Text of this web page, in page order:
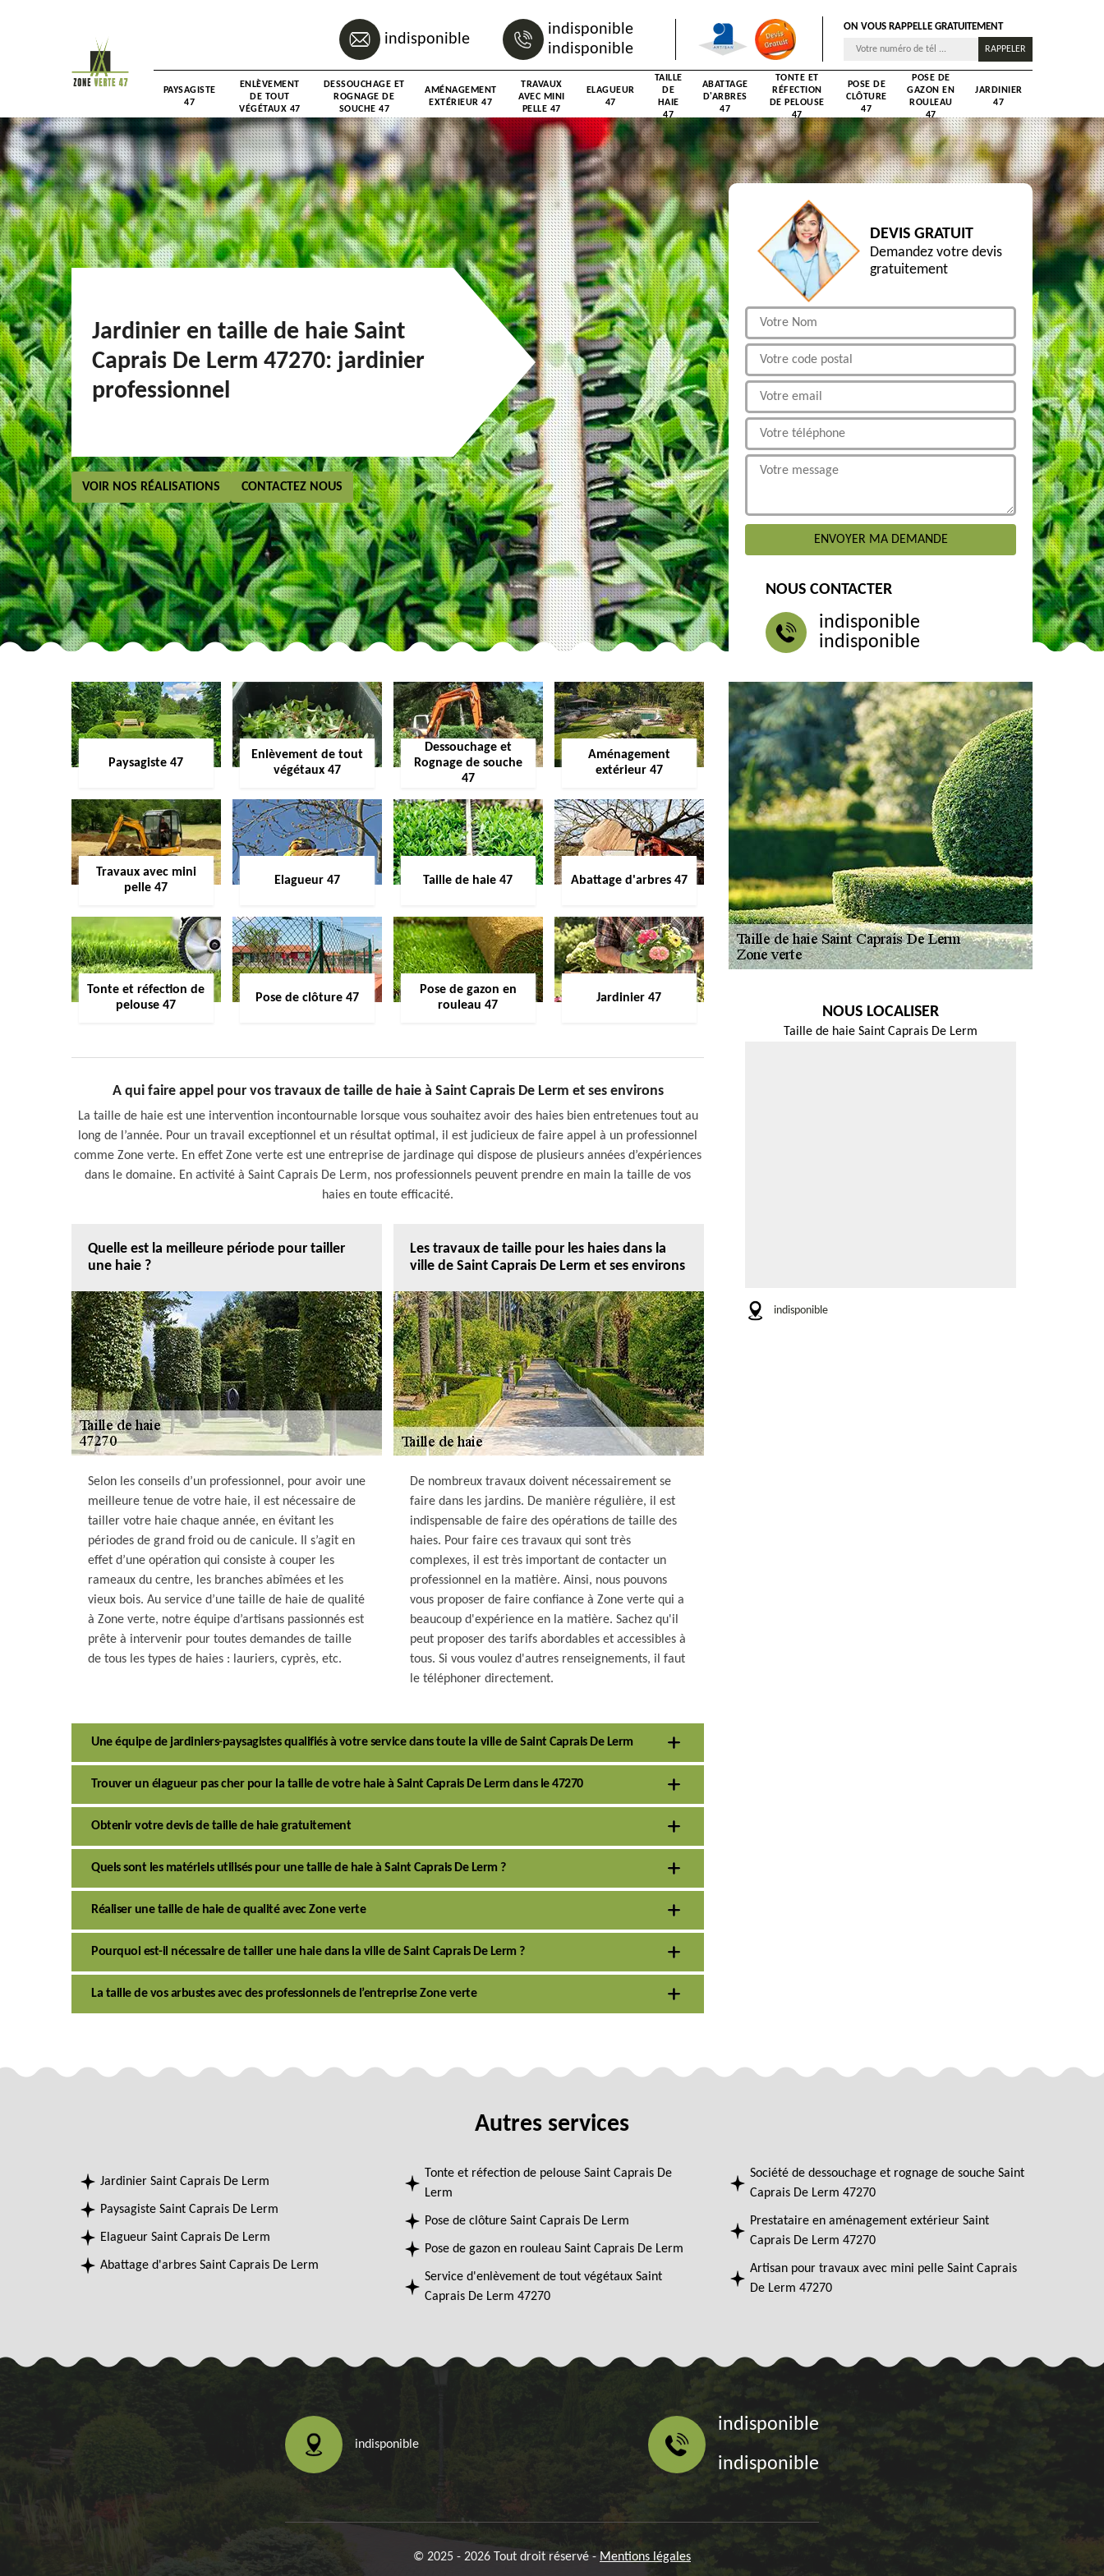
indisponible
indisponible
indisponible
ON VOUS RAPPELLE GRATUITEMENT
PAYSAGISTE
47
ENLÈVEMENT
DE TOUT
VÉGÉTAUX 47
DESSOUCHAGE ET
ROGNAGE DE
SOUCHE 47
AMÉNAGEMENT
EXTÉRIEUR 47
TRAVAUX
AVEC MINI
PELLE 47
ELAGUEUR
47
TAILLE
DE
HAIE
47
ABATTAGE
D'ARBRES
47
TONTE ET
RÉFECTION
DE PELOUSE
47
POSE DE
CLÔTURE
47
POSE DE
GAZON EN
ROULEAU
47
JARDINIER
47
Jardinier en taille de haie Saint
Caprais De Lerm 47270: jardinier
professionnel
VOIR NOS RÉALISATIONS CONTACTEZ NOUS
Paysagiste 47
Enlèvement de tout
végétaux 47
Dessouchage et
Rognage de souche
47
Aménagement
extérieur 47
Travaux avec mini
pelle 47
Elagueur 47 Taille de haie 47 Abattage d'arbres 47
Tonte et réfection de
pelouse 47
Pose de clôture 47
Pose de gazon en
rouleau 47
Jardinier 47
A qui faire appel pour vos travaux de taille de haie à Saint Caprais De Lerm et ses environs
La taille de haie est une intervention incontournable lorsque vous souhaitez avoir des haies bien entretenues tout au
long de l’année. Pour un travail exceptionnel et un résultat optimal, il est judicieux de faire appel à un professionnel
comme Zone verte. En effet Zone verte est une entreprise de jardinage qui dispose de plusieurs années d’expériences
dans le domaine. En activité à Saint Caprais De Lerm, nos professionnels peuvent prendre en main la taille de vos
haies en toute efficacité.
Quelle est la meilleure période pour tailler
une haie ?
Selon les conseils d’un professionnel, pour avoir une
meilleure tenue de votre haie, il est nécessaire de
tailler votre haie chaque année, en évitant les
périodes de grand froid ou de canicule. Il s’agit en
effet d’une opération qui consiste à couper les
rameaux du centre, les branches abîmées et les
vieux bois. Au service d’une taille de haie de qualité
à Zone verte, notre équipe d’artisans passionnés est
prête à intervenir pour toutes demandes de taille
de tous les types de haies : lauriers, cyprès, etc.
Les travaux de taille pour les haies dans la
ville de Saint Caprais De Lerm et ses environs
De nombreux travaux doivent nécessairement se
faire dans les jardins. De manière régulière, il est
indispensable de faire des opérations de taille des
haies. Pour faire ces travaux qui sont très
complexes, il est très important de contacter un
professionnel en la matière. Ainsi, nous pouvons
vous proposer de faire confiance à Zone verte qui a
beaucoup d'expérience en la matière. Sachez qu'il
peut proposer des tarifs abordables et accessibles à
tous. Si vous voulez d'autres renseignements, il faut
le téléphoner directement.
Une équipe de jardiniers-paysagistes qualifiés à votre service dans toute la ville de Saint Caprais De Lerm
Trouver un élagueur pas cher pour la taille de votre haie à Saint Caprais De Lerm dans le 47270
Obtenir votre devis de taille de haie gratuitement
Quels sont les matériels utilisés pour une taille de haie à Saint Caprais De Lerm ?
Réaliser une taille de haie de qualité avec Zone verte
Pourquoi est-il nécessaire de tailler une haie dans la ville de Saint Caprais De Lerm ?
La taille de vos arbustes avec des professionnels de l’entreprise Zone verte
DEVIS GRATUIT
Demandez votre devis
gratuitement
NOUS CONTACTER
indisponible
indisponible
NOUS LOCALISER
Taille de haie Saint Caprais De Lerm
indisponible
Autres services
Jardinier Saint Caprais De Lerm
Paysagiste Saint Caprais De Lerm
Elagueur Saint Caprais De Lerm
Abattage d'arbres Saint Caprais De Lerm
Tonte et réfection de pelouse Saint Caprais De
Lerm
Pose de clôture Saint Caprais De Lerm
Pose de gazon en rouleau Saint Caprais De Lerm
Service d'enlèvement de tout végétaux Saint
Caprais De Lerm 47270
Société de dessouchage et rognage de souche Saint
Caprais De Lerm 47270
Prestataire en aménagement extérieur Saint
Caprais De Lerm 47270
Artisan pour travaux avec mini pelle Saint Caprais
De Lerm 47270
indisponible
indisponible
indisponible
© 2025 - 2026 Tout droit réservé - Mentions légales